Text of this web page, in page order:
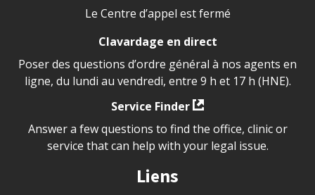
Le Centre d’appel est fermé
Clavardage en direct
Poser des questions d’ordre général à nos agents en
ligne, du lundi au vendredi, entre 9 h et 17 h (HNE).
Service Finder
Answer a few questions to find the office, clinic or
service that can help with your legal issue.
Liens